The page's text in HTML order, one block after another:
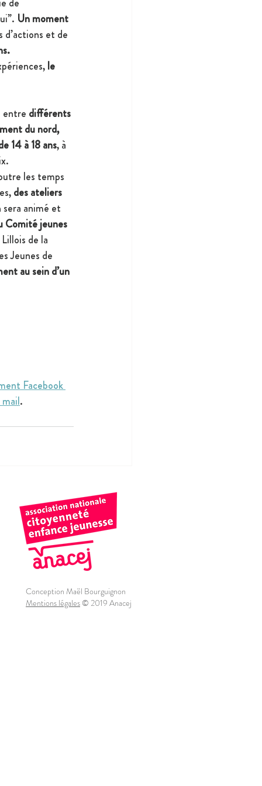
de
Un moment
et de
le
entre différents
du nord,
14 à 18 ans, à
les temps
des ateliers
animé et
Comité jeunes
de la
Jeunes de
au sein d’un
Facebook
.
Conception Maël Bourguignon
Mentions légales© 2019 Anacej